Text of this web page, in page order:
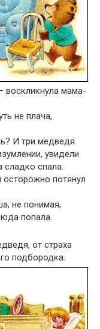
воскликнула мама-
не плача,
И три медведя
увидели
спала.
потянул
не понимая,
попала.
от страха
подбородка.